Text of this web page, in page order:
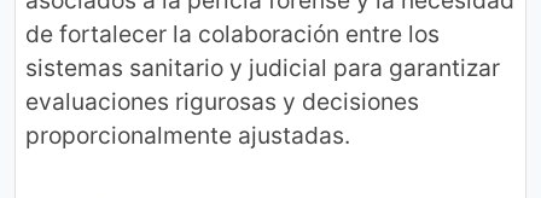
de fortalecer la colaboración entre los
sistemas sanitario y judicial para garantizar
evaluaciones rigurosas y decisiones
proporcionalmente ajustadas.